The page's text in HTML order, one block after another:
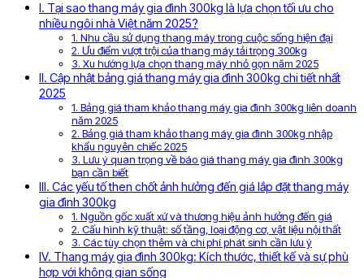
I. Tại sao thang máy gia đình 300kg là lựa chọn tối ưu cho
nhiều ngôi nhà Việt năm 2025?
1. Nhu cầu sử dụng thang máy trong cuộc sống hiện đại
2. Ưu điểm vượt trội của thang máy tải trọng 300kg
3. Xu hướng lựa chọn thang máy nhỏ gọn năm 2025
II. Cập nhật bảng giá thang máy gia đình 300kg chi tiết nhất
2025
1. Bảng giá tham khảo thang máy gia đình 300kg liên doanh
năm 2025
2. Bảng giá tham khảo thang máy gia đình 300kg nhập
khẩu nguyên chiếc 2025
3. Lưu ý quan trọng về báo giá thang máy gia đình 300kg
bạn cần biết
III. Các yếu tố then chốt ảnh hưởng đến giá lắp đặt thang máy
gia đình 300kg
1. Nguồn gốc xuất xứ và thương hiệu ảnh hưởng đến giá
2. Cấu hình kỹ thuật: số tầng, loại động cơ, vật liệu nội thất
3. Các tùy chọn thêm và chi phí phát sinh cần lưu ý
IV. Thang máy gia đình 300kg: Kích thước, thiết kế và sự phù
hợp với không gian sống